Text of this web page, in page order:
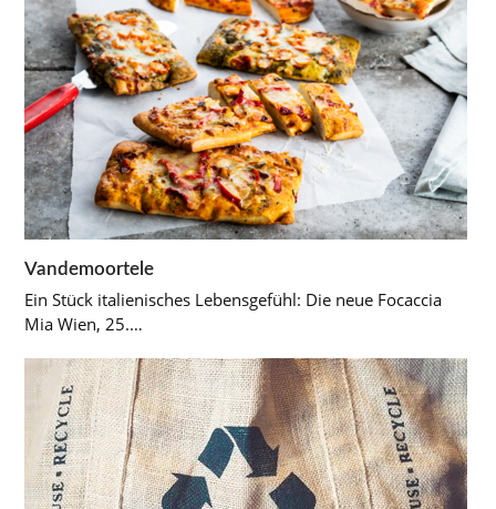
Vandemoortele
Ein Stück italienisches Lebensgefühl: Die neue Focaccia
Mia Wien, 25.…